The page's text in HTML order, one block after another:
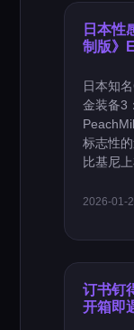
日本性
制版》
日本知
金装备3
标志性
比基尼
2026-01-
订书钉
开箱即